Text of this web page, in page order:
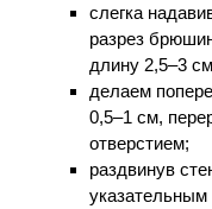
слегка
разрез
длину 2,5–3
делаем
0,5–1 см,
отверстием;
раздвинув